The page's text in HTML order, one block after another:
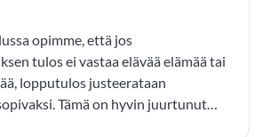
opimme, että jos
tulos ei vastaa elävää elämää tai
lopputulos justeerataan
Tämä on hyvin juurtunut